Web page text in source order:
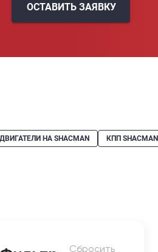
ОСТАВИТЬ ЗАЯВКУ
ДВИГАТЕЛИ НА SHACMAN КПП SHACMAN
Сбросить